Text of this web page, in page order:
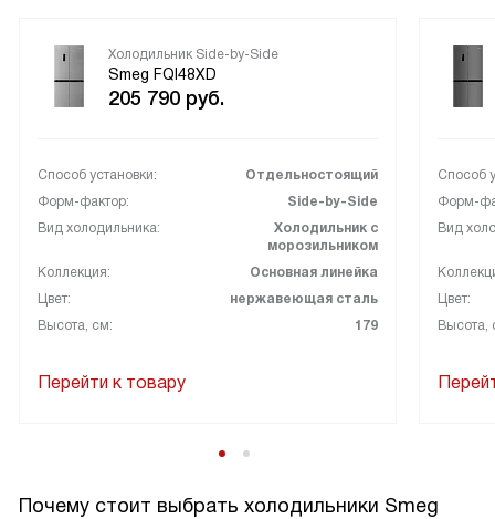
Холодильник Side-by-Side
Smeg FQI48XD
205 790 руб.
Способ установки:
Отдельностоящий
Форм-фактор:
Side-by-Side
Вид холодильника:
Холодильник с
морозильником
Коллекция:
Основная линейка
Цвет:
нержавеющая сталь
Высота, см:
179
Перейти к товару
Способ
Форм-
Вид
Цвет:
Высота,
Почему стоит выбрать холодильники Smeg